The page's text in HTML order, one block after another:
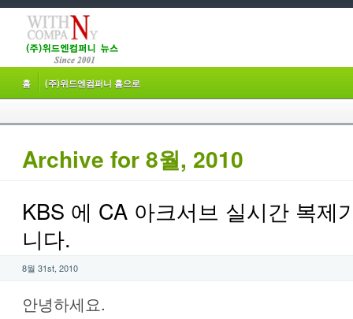
홈 (주)위드엔컴퍼니 홈으로
Archive for 8월, 2010
KBS 에 CA 아크서브 실시간 복제
니다.
8월 31st, 2010
안녕하세요.